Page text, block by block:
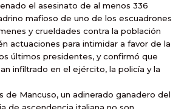
el asesinato de al menos 336
mafioso de uno de los escuadrones
y crueldades contra la población
actuaciones para intimidar a favor de la
últimos presidentes, y confirmó que
infiltrado en el ejército, la policía y la
de Mancuso, un adinerado ganadero del